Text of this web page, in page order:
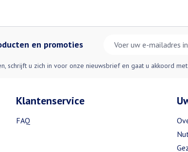
en promoties
schrijft u zich in voor onze nieuwsbrief en gaat u akkoord
Klantenservice
FAQ